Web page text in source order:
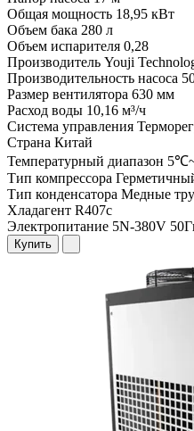
Общая мощность 18,95 кВт
Объем бака 280 л
Объем испарителя 0,28
Производитель Youji
Производительность насоса
Размер вентилятора 630 мм
Расход воды 10,16 м³/ч
Система управления
Страна Китай
Температурный диапазон
Тип компрессора
Тип конденсатора Медные
Хладагент R407c
Электропитание 5N-380V
Купить